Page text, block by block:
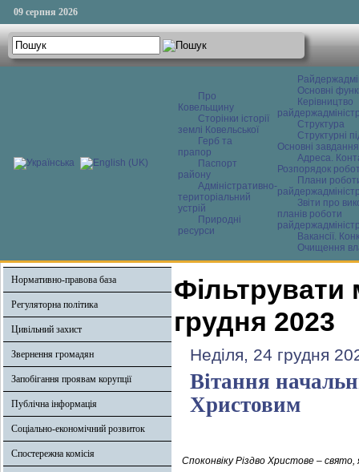
09 серпня 2026
Про
Ковельщину
Сторінки історії
землі Ковельської
Герб та
прапор
Паспорт
району
Адміністративно-
територіальний
устрій
Природні
ресурси
Основні
Керівництво
Структура
Структурні
Основні завдання
Адреса.
Розпорядок
Плани
Звіти про
планів роботи
Вакансії.
Очищення
Нормативно-правова база
Регуляторна політика
Цивільний захист
Звернення громадян
Запобігання проявам корупції
Публічна інформація
Соціально-економічний розвиток
Спостережна комісія
Фільтрувати
грудня 2023
Неділя, 24 грудня
Вітання
Христовим
Споконвіку Різдво Христове –